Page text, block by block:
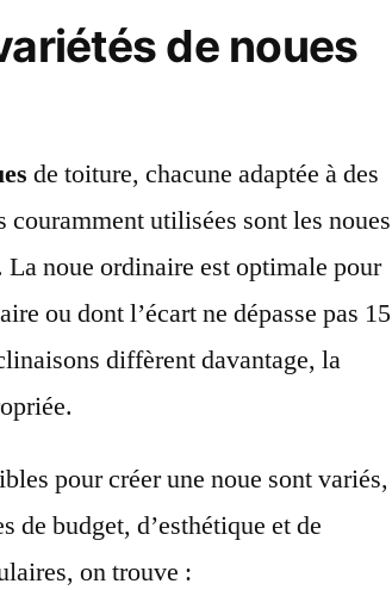
de noues
de toiture, chacune adaptée à des
utilisées sont les noues
noue ordinaire est optimale pour
ou dont l’écart ne dépasse pas 15
diffèrent davantage, la
pour créer une noue sont variés,
de budget, d’esthétique et de
on trouve :